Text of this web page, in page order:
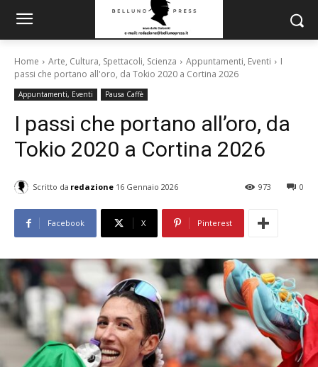
Home Arte, Cultura, Spettacoli, Scienza Appuntamenti, Eventi
I
passi che portano all'oro, da Tokio 2020 a Cortina 2026
Appuntamenti, Eventi Pausa Caffè
I passi che portano all’oro, da
Tokio 2020 a Cortina 2026
Scritto da redazione 16 Gennaio 2026 0
973
Facebook X Pinterest